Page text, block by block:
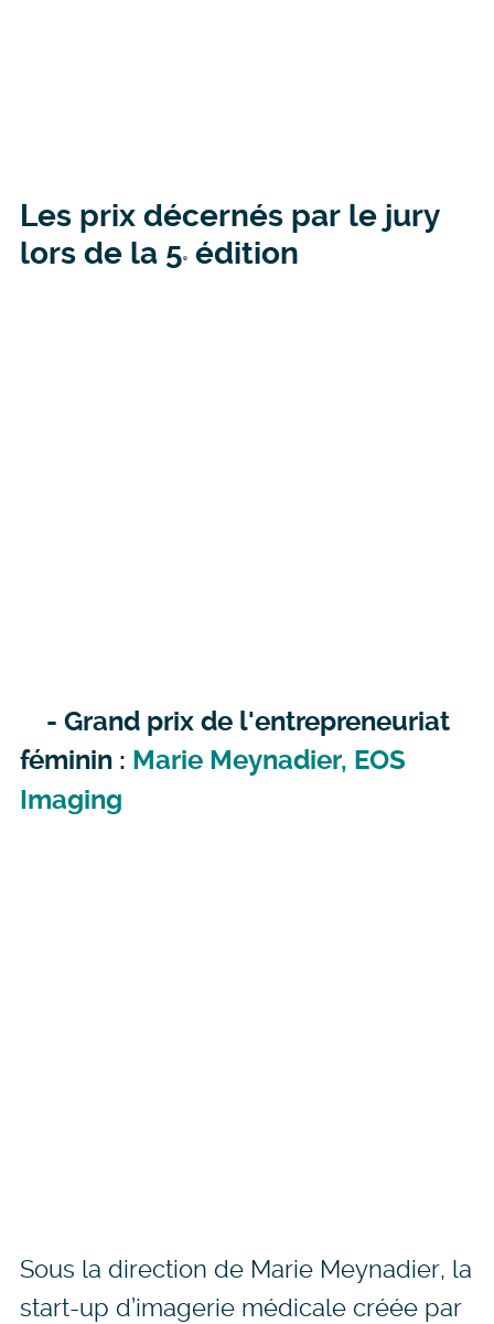
Les prix décernés par le jury
lors de la 5eédition
- Grand prix de l'entrepreneuriat
féminin : Marie Meynadier, EOS
Imaging
Sous la direction de Marie Meynadier, la
start-up d’imagerie médicale créée par